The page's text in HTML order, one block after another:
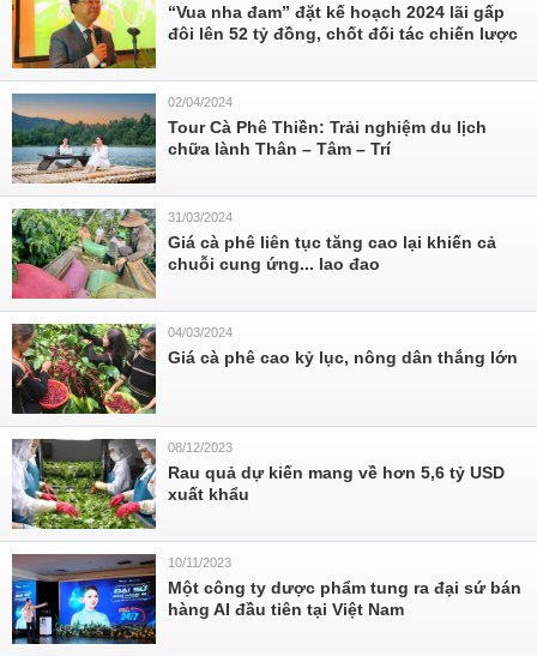
“Vua nha đam” đặt kế hoạch 2024 lãi gấp
đôi lên 52 tỷ đồng, chốt đối tác chiến lược
02/04/2024
Tour Cà Phê Thiền: Trải nghiệm du lịch
chữa lành Thân – Tâm – Trí
31/03/2024
Giá cà phê liên tục tăng cao lại khiến cả
chuỗi cung ứng... lao đao
04/03/2024
Giá cà phê cao kỷ lục, nông dân thắng lớn
08/12/2023
Rau quả dự kiến mang về hơn 5,6 tỷ USD
xuất khẩu
10/11/2023
Một công ty dược phẩm tung ra đại sứ bán
hàng AI đầu tiên tại Việt Nam